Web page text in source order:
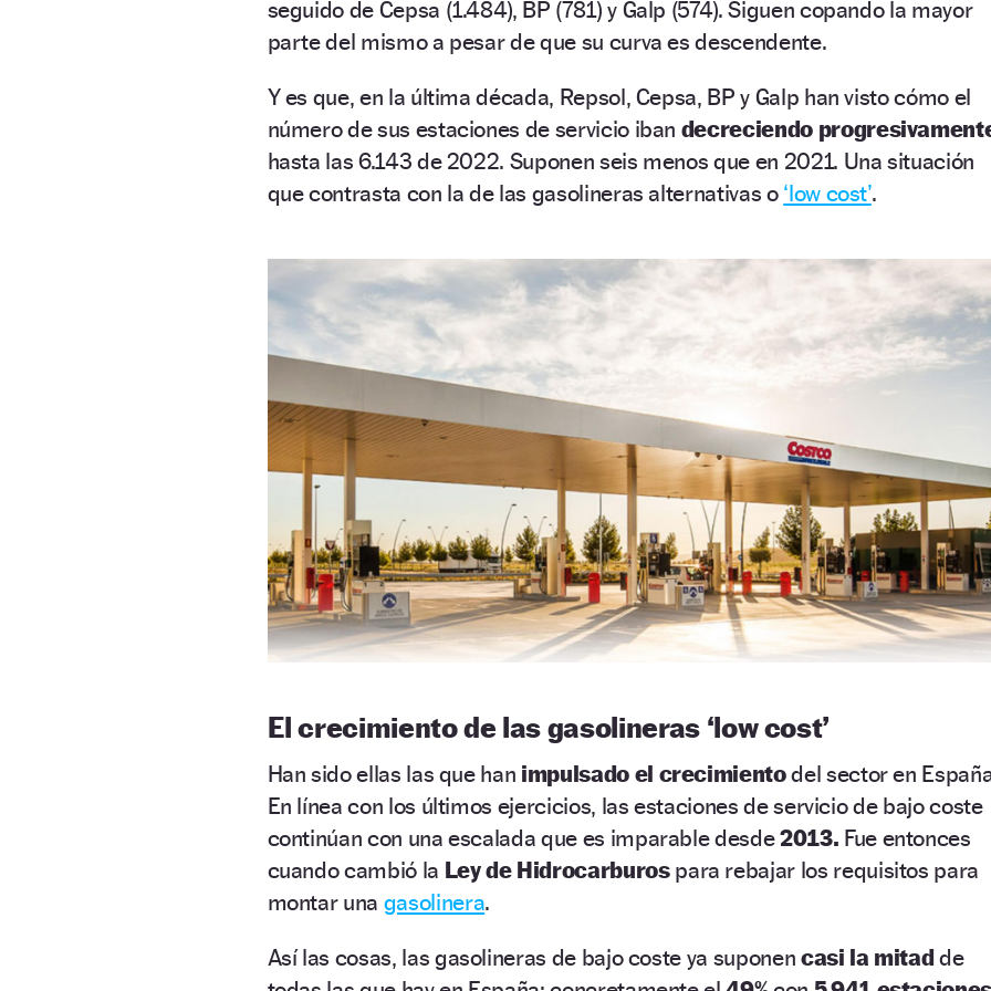
seguido de Cepsa (1.484), BP (781) y Galp (574). Siguen copando la mayor
parte del mismo a pesar de que su curva es descendente.
Y es que, en la última década, Repsol, Cepsa, BP y Galp han visto cómo el
número de sus estaciones de servicio iban decreciendo
hasta las 6.143 de 2022. Suponen seis menos que en 2021. Una situación
que contrasta con la de las gasolineras alternativas o ‘low cost’.
El crecimiento de las gasolineras ‘low cost’
Han sido ellas las que han impulsado el crecimientodel sector en
En línea con los últimos ejercicios, las estaciones de servicio de bajo coste
continúan con una escalada que es imparable desde2013. Fue entonces
cuando cambió la Ley de Hidrocarburospara rebajar los requisitos para
montar una gasolinera.
Así las cosas, las gasolineras de bajo coste ya suponen casi la mitadde